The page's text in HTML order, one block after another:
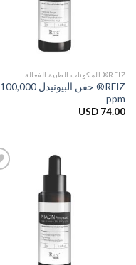
REIZ® المكونات الطبية الفعالة
REIZ® حقن البيونيدل 100,000
ppm
USD 74.00